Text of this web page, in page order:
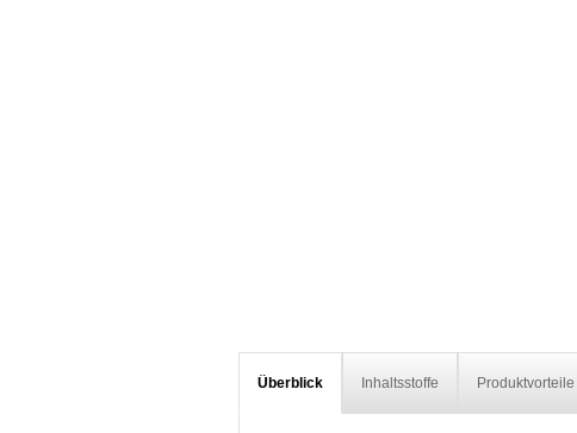
Überblick Inhaltsstoffe Produktvorteile